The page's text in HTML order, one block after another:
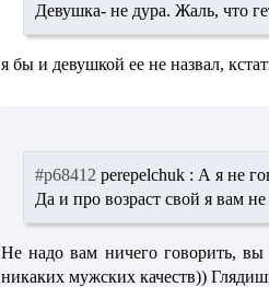
Девушка- не дура. Жаль, что
я бы и девушкой ее не назвал,
#p68412 perepelchuk : А я не
Да и про возраст свой я вам
Не надо вам ничего говорить, вы
никаких мужских качеств))